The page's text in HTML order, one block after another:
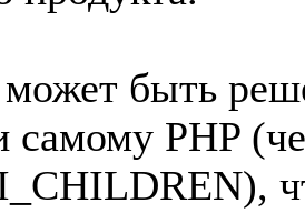
быть
самому PHP